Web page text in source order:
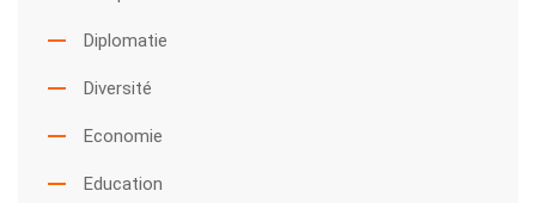
Diplomatie
Diversité
Economie
Education